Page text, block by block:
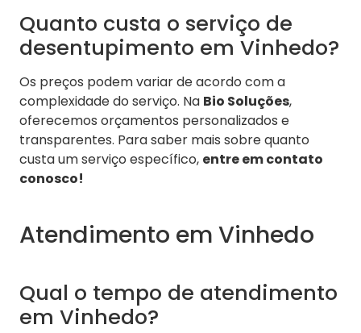
Quanto custa o serviço de
desentupimento em Vinhedo?
Os preços podem variar de acordo com a
complexidade do serviço. Na Bio Soluções,
oferecemos orçamentos personalizados e
transparentes. Para saber mais sobre quanto
custa um serviço específico, entre em contato
conosco!
Atendimento em Vinhedo
Qual o tempo de atendimento
em Vinhedo?